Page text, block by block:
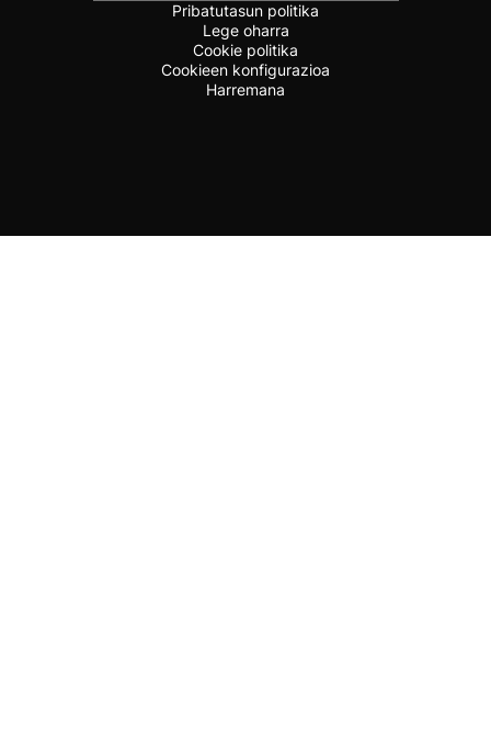
Pribatutasun politika
Lege oharra
Cookie politika
Cookieen konfigurazioa
Harremana